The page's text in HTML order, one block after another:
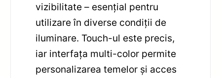
vizibilitate – esențial pentru
utilizare în diverse condiții de
iluminare. Touch-ul este precis,
iar interfața multi-color permite
personalizarea temelor și acces